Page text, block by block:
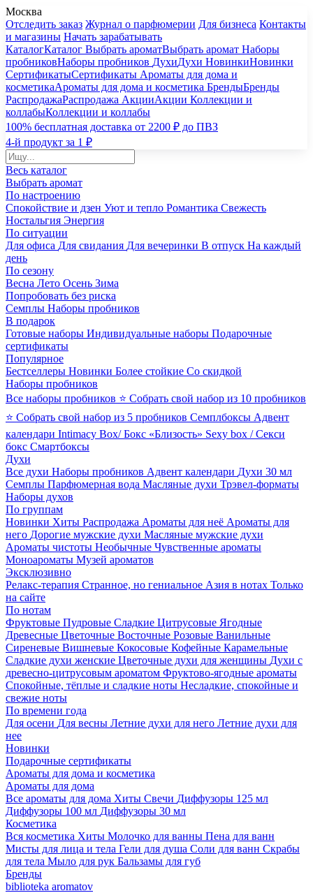
Москва
Отследить заказ Журнал о парфюмерии Для бизнеса Контакты
и магазины Начать зарабатывать
КаталогКаталог Выбрать ароматВыбрать аромат Наборы
пробниковНаборы пробников ДухиДухи НовинкиНовинки
СертификатыСертификаты Ароматы для дома и
косметикаАроматы для дома и косметика БрендыБренды
РаспродажаРаспродажа АкцииАкции Коллекции и
коллабыКоллекции и коллабы
100% бесплатная доставка от 2200 ₽ до ПВЗ
4-й продукт за 1 ₽
Весь каталог
Выбрать аромат
По настроению
Спокойствие и дзен Уют и тепло Романтика Свежесть
Ностальгия Энергия
По ситуации
Для офиса Для свидания Для вечеринки В отпуск На каждый
день
По сезону
Весна Лето Осень Зима
Попробовать без риска
Семплы Наборы пробников
В подарок
Готовые наборы Индивидуальные наборы Подарочные
сертификаты
Популярное
Бестселлеры Новинки Более стойкие Со скидкой
Наборы пробников
Все наборы пробников ⭐ Собрать свой набор из 10 пробников
⭐ Собрать свой набор из 5 пробников Семплбоксы Адвент
календари Intimacy Box/ Бокс «Близость» Sexy box / Секси
бокс Смартбоксы
Духи
Все духи Наборы пробников Адвент календари Духи 30 мл
Семплы Парфюмерная вода Масляные духи Трэвел-форматы
Наборы духов
По группам
Новинки Хиты Распродажа Ароматы для неё Ароматы для
него Дорогие мужские духи Масляные мужские духи
Ароматы чистоты Необычные Чувственные ароматы
Моноароматы Музей ароматов
Эксклюзивно
Релакс-терапия Странное, но гениальное Азия в нотах Только
на сайте
По нотам
Фруктовые Пудровые Сладкие Цитрусовые Ягодные
Древесные Цветочные Восточные Розовые Ванильные
Сиреневые Вишневые Кокосовые Кофейные Карамельные
Сладкие духи женские Цветочные духи для женщины Духи с
древесно-цитрусовым ароматом Фруктово-ягодные ароматы
Спокойные, тёплые и сладкие ноты Несладкие, спокойные и
свежие ноты
По времени года
Для осени Для весны Летние духи для него Летние духи для
нее
Новинки
Подарочные сертификаты
Ароматы для дома и косметика
Ароматы для дома
Все ароматы для дома Хиты Свечи Диффузоры 125 мл
Диффузоры 100 мл Диффузоры 30 мл
Косметика
Вся косметика Хиты Молочко для ванны Пена для ванн
Мисты для лица и тела Гели для душа Соли для ванн Скрабы
для тела Мыло для рук Бальзамы для губ
Бренды
biblioteka aromatov